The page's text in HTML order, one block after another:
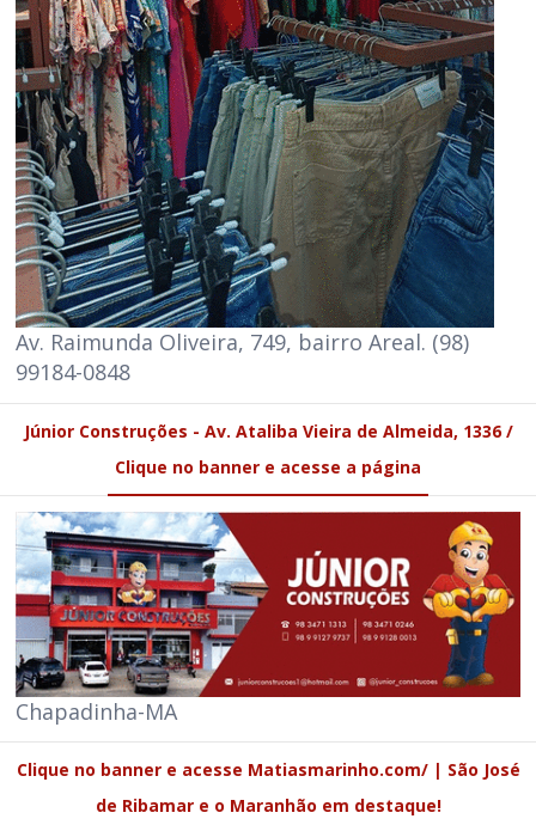
Av. Raimunda Oliveira, 749, bairro Areal. (98)
99184-0848
Júnior Construções - Av. Ataliba Vieira de Almeida, 1336 /
Clique no banner e acesse a página
Chapadinha-MA
Clique no banner e acesse Matiasmarinho.com/ | São José
de Ribamar e o Maranhão em destaque!